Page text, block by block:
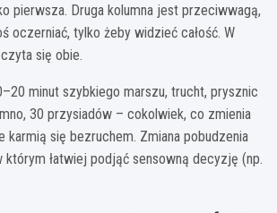
pierwsza. Druga kolumna jest przeciwwagą,
oczerniać, tylko żeby widzieć całość. W
się obie.
minut szybkiego marszu, trucht, prysznic
30 przysiadów – cokolwiek, co zmienia
karmią się bezruchem. Zmiana pobudzenia
łatwiej podjąć sensowną decyzję (np.